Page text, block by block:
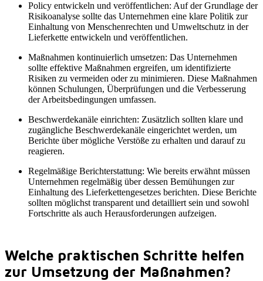
Policy entwickeln und veröffentlichen: Auf der Grundlage der
Risikoanalyse sollte das Unternehmen eine klare Politik zur
Einhaltung von Menschenrechten und Umweltschutz in der
Lieferkette entwickeln und veröffentlichen.
Maßnahmen kontinuierlich umsetzen: Das Unternehmen
sollte effektive Maßnahmen ergreifen, um identifizierte
Risiken zu vermeiden oder zu minimieren. Diese Maßnahmen
können Schulungen, Überprüfungen und die Verbesserung
der Arbeitsbedingungen umfassen.
Beschwerdekanäle einrichten: Zusätzlich sollten klare und
zugängliche Beschwerdekanäle eingerichtet werden, um
Berichte über mögliche Verstöße zu erhalten und darauf zu
reagieren.
Regelmäßige Berichterstattung: Wie bereits erwähnt müssen
Unternehmen regelmäßig über dessen Bemühungen zur
Einhaltung des Lieferkettengesetzes berichten. Diese Berichte
sollten möglichst transparent und detailliert sein und sowohl
Fortschritte als auch Herausforderungen aufzeigen.
Welche praktischen Schritte helfen
zur Umsetzung der Maßnahmen?